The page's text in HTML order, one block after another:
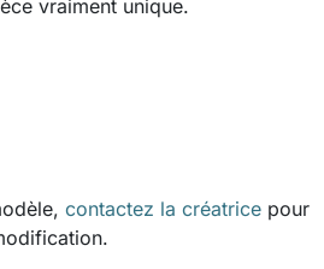
vraiment unique.
contactez la créatrice pour